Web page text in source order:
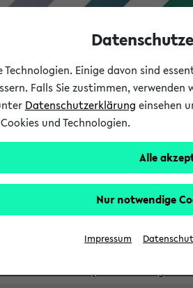
Studium
Studies / B.A. (Einschreibung bis
Studies / B.A. (Einschreibung bis
Technologien. Einige davon sind
Falls Sie zustimmen,
Datenschutzerklärung einsehen
und Technologien.
Alle
Nur notwendige
Impressum